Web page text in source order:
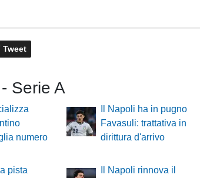
Tweet
Serie A
numero
Il Napoli ha in pugno
Favasuli: trattativa in
dirittura d'arrivo
pista
Il Napoli rinnova il